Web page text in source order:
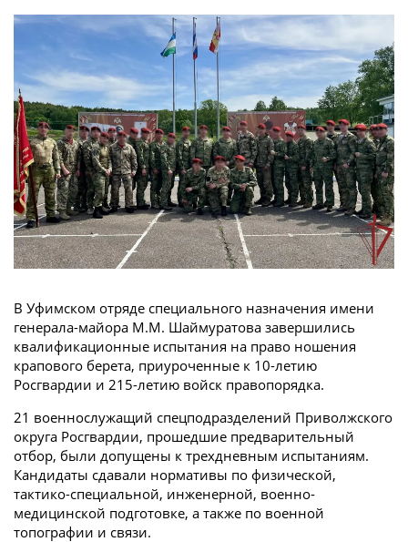
В Уфимском отряде специального назначения имени
генерала-майора М.М. Шаймуратова завершились
квалификационные испытания на право ношения
крапового берета, приуроченные к 10-летию
Росгвардии и 215-летию войск правопорядка.
21 военнослужащий спецподразделений Приволжского
округа Росгвардии, прошедшие предварительный
отбор, были допущены к трехдневным испытаниям.
Кандидаты сдавали нормативы по физической,
тактико-специальной, инженерной, военно-
медицинской подготовке, а также по военной
топографии и связи.